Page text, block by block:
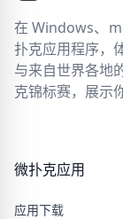
在 Windows、
扑克应用程序，
与来自世界各地
克锦标赛，展示
微扑克应用
应用下载